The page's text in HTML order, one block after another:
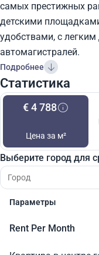
самых престижных
детскими
удобствами, с легким
автомагистралей.
Подробнее
Статистика
€ 4 788
Цена за м²
Выберите город для
Параметры
Rent Per Month